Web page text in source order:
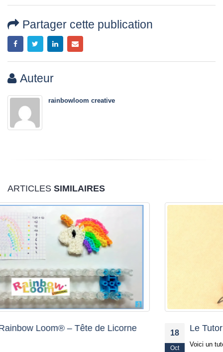
Partager cette publication
Auteur
rainbowloom creative
ARTICLES SIMILAIRES
18 Le Tutoriel du Serpent
Voici un tutoriel afin de réaliser un joli petit serpent en